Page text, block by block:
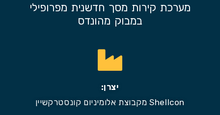
מערכת קירות מסך חדשנית מפרופילי
במבוק מהונדס
יצרן:
Shellcon מקבוצת אלומיניום קונסטרקשיין